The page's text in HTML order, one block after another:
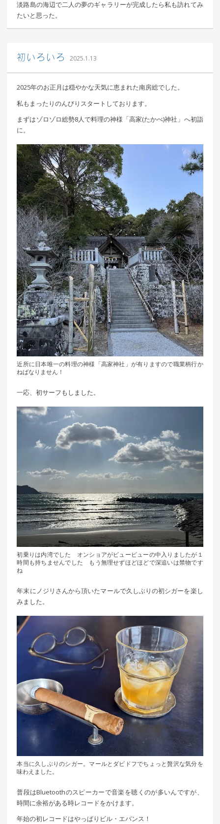
淡路島の海辺で二人の夢のギャラリーが完成したら私も訪れてみ
たいと思った。
初いろいろ 2025.1.13
2025年のお正月は穏やかな天気に恵まれた南房総でした。
私もまったりのんびりスタートしております。
まずはゾロゾロ総勢8人で料理の神様「高家(たかべ)神社」へ初詣
に。
近所に日本唯一の料理の神様「高家神社」が有りますので職業柄行か
ねばなりません！
一応、初サーフもしました。
初乗りは内湾でした オンショアがビュービューの中入りましたが１
時間も持ちませんでした もう無理せずほどほどで深追いは禁物です
ね
年末にノジリさんから頂いたマールで久しぶりの初シガーを楽し
みました。
本当に久しぶりのシガー。マールとダビドフでちょっと贅沢な気分を
味わえました。
普段はBluetoothのスピーカーで音楽を聴くのが多いんですが、
時間に余裕がある時レコードをかけます。
年始の初レコードはやっぱりビル・エバンス！